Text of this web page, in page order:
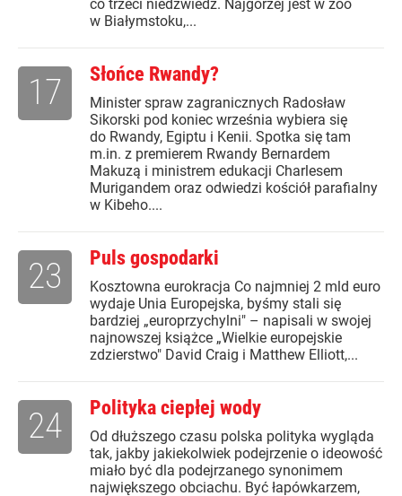
co trzeci niedźwiedź. Najgorzej jest w zoo
w Białymstoku,...
Słońce Rwandy?
Minister spraw zagranicznych Radosław
Sikorski pod koniec września wybiera się
do Rwandy, Egiptu i Kenii. Spotka się tam
m.in. z premierem Rwandy Bernardem
Makuzą i ministrem edukacji Charlesem
Murigandem oraz odwiedzi kościół parafialny
w Kibeho....
17
Puls gospodarki
Kosztowna eurokracja Co najmniej 2 mld euro
wydaje Unia Europejska, byśmy stali się
bardziej „europrzychylni" – napisali w swojej
najnowszej książce „Wielkie europejskie
zdzierstwo" David Craig i Matthew Elliott,...
23
Polityka ciepłej wody
Od dłuższego czasu polska polityka wygląda
tak, jakby jakiekolwiek podejrzenie o ideowość
miało być dla podejrzanego synonimem
największego obciachu. Być łapówkarzem,
24